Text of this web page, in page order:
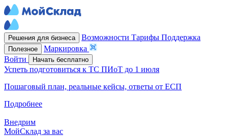
Решения для бизнеса Возможности Тарифы Поддержка
Полезное
Маркировка
Войти
Начать бесплатно
Успеть подготовиться к ТС ПИоТ до 1 июля
Пошаговый план, реальные кейсы, ответы от ЕСП
Подробнее
Внедрим
МойСклад за вас